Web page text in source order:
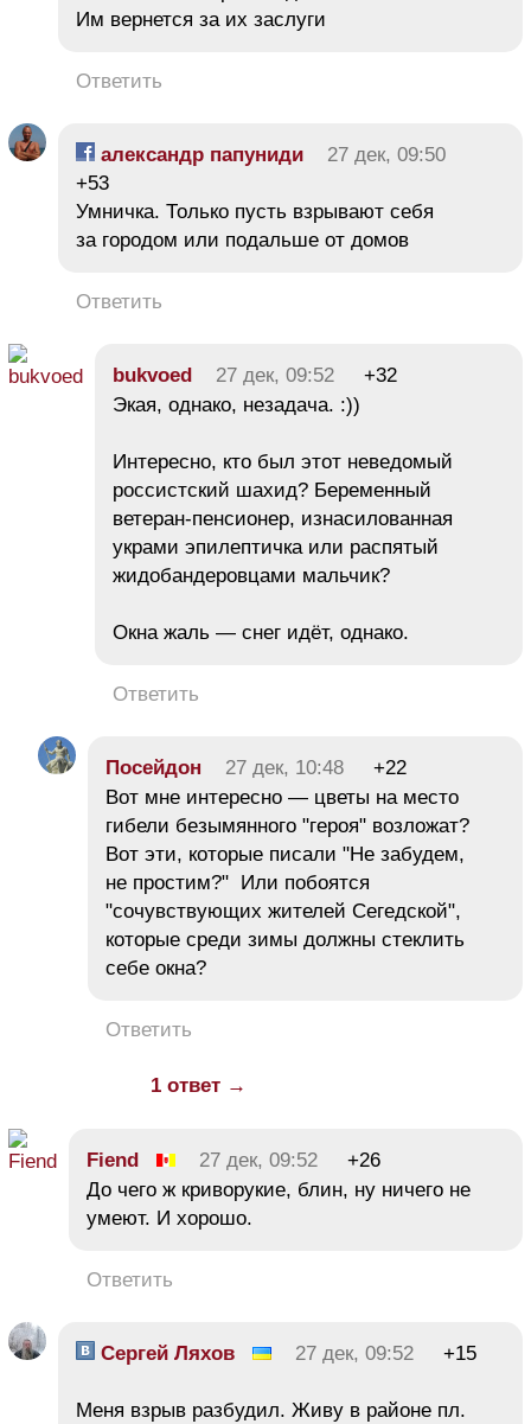
Им вернется за их заслуги
Ответить
александр папуниди
27 дек, 09:50
+53
Умничка. Только пусть взрывают себя
за городом или подальше от домов
Ответить
bukvoed 27 дек, 09:52
+32
Экая, однако, незадача. :))
Интересно, кто был этот неведомый
россистский шахид? Беременный
ветеран-пенсионер, изнасилованная
украми эпилептичка или распятый
жидобандеровцами мальчик?
Окна жаль — снег идёт, однако.
Ответить
Посейдон 27 дек, 10:48
+22
Вот мне интересно — цветы на место
гибели безымянного "героя" возложат?
Вот эти, которые писали "Не забудем,
не простим?" Или побоятся
"сочувствующих жителей Сегедской",
которые среди зимы должны стеклить
себе окна?
Ответить
1 ответ →
Fiend 27 дек, 09:52
+26
До чего ж криворукие, блин, ну ничего не
умеют. И хорошо.
Ответить
Сергей Ляхов 27 дек, 09:52 +15
Меня взрыв разбудил. Живу в районе пл.